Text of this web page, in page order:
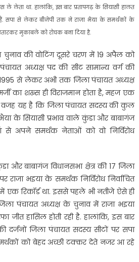
ले लेता था. हालांकि, इस बार प्रतापगढ़ के सियासी हालत
सपा से लेकर बीजेपी तक ने राजा भैया के समर्थकों के
मुकाबले को रोचक बना दिया है.
चुनाव की वोटिंग दूसरे चरण में 19 अपैल को
अध्यक्ष पद की सीट सामान्य वर्ग की
से लेकर अभी तक जिला पंचायत अध्यक्ष
का शख्स ही विराजमान होता है, महज एक
यह है कि जिला पंचायत सदस्य की कुल
के सियासी प्रभाव वाले कुंडा और बाबागंज
से अपने समर्थक नेताओं को वो निर्विरोध
और बाबागंज विधानसभा क्षेत्र की 17 जिला
राजा भइया के समर्थक निर्विरोध निर्वाचित
रिकॉर्ड था. इससे पहले भी नतीजे ऐसे ही
पंचायत अध्यक्ष के चुनाव में राजा भइया
जीत हासिल होती रही है. हालांकि, इस बार
जिला पंचायत सदस्य सीटों पर सपा
को बेहद अच्छी टक्कर देते नजर आ रहे